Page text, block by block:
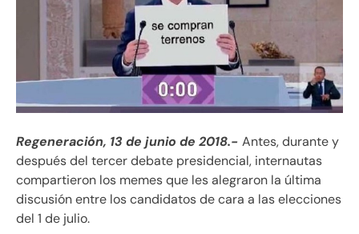
Regeneración, 13 de junio de 2018.- Antes, durante y
después del tercer debate presidencial, internautas
compartieron los memes que les alegraron la última
discusión entre los candidatos de cara a las elecciones
del 1 de julio.